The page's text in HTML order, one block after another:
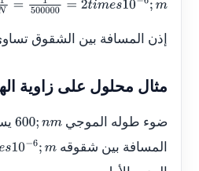
= 1500000=2t imes10−6; m
إذن المسافة بين الشقوق
مثال محلول على زاوية
ضوء طوله الموجي 600;nm
المسافة بين شقوقه
s10− 6;m